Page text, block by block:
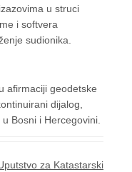
u struci
i softvera
sudionika.
afirmaciji geodetske
dijalog,
Bosni i Hercegovini.
za Katastarski